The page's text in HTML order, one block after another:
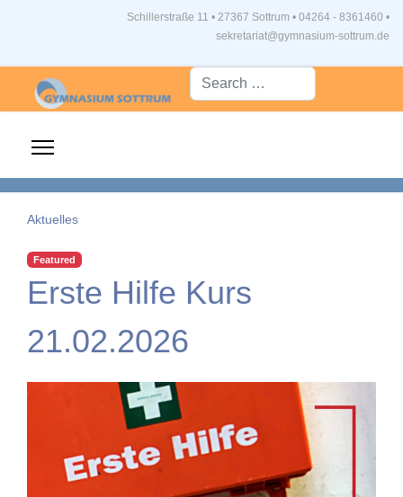
Schillerstraße 11 • 27367 Sottrum • 04264 - 8361460 •
sekretariat@gymnasium-sottrum.de
Suche...
Aktuelles
Featured
Erste Hilfe Kurs
21.02.2026